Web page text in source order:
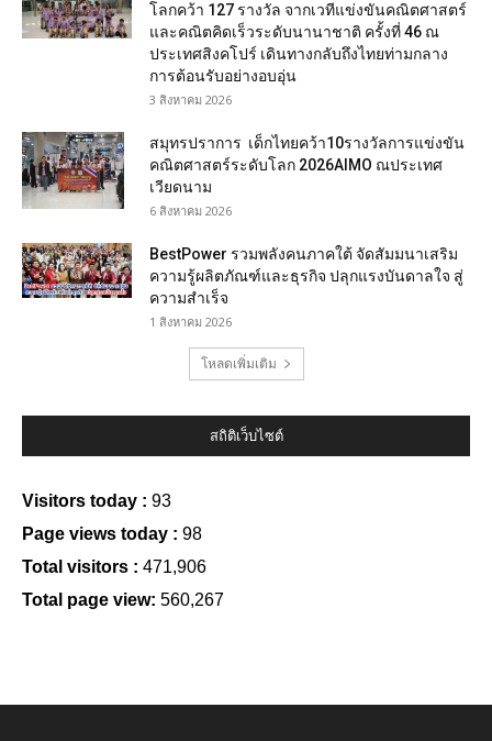
โลกคว้า 127 รางวัล จากเวทีแข่งขันคณิตศาสตร์
และคณิตคิดเร็วระดับนานาชาติ ครั้งที่ 46 ณ
ประเทศสิงคโปร์ เดินทางกลับถึงไทยท่ามกลาง
การต้อนรับอย่างอบอุ่น
3 สิงหาคม 2026
สมุทรปราการ เด็กไทยคว้า10รางวัลการแข่งขัน
คณิตศาสตร์ระดับโลก 2026AIMO ณประเทศ
เวียดนาม
6 สิงหาคม 2026
BestPower รวมพลังคนภาคใต้ จัดสัมมนาเสริม
ความรู้ผลิตภัณฑ์และธุรกิจ ปลุกแรงบันดาลใจ สู่
ความสำเร็จ
1 สิงหาคม 2026
โหลดเพิ่มเติม
สถิติเว็บไซต์
Visitors today : 93
Page views today : 98
Total visitors : 471,906
Total page view: 560,267